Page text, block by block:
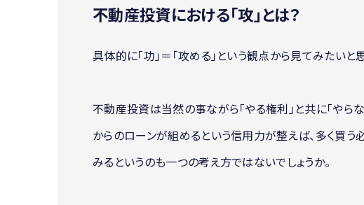
不動産投資における「攻」とは？
具体的に「功」＝「攻める」という観点から見てみたいと
不動産投資は当然の事ながら「やる権利」と共に「やら
からのローンが組めるという信用力が整えば、多く買
みるというのも一つの考え方ではないでしょうか。